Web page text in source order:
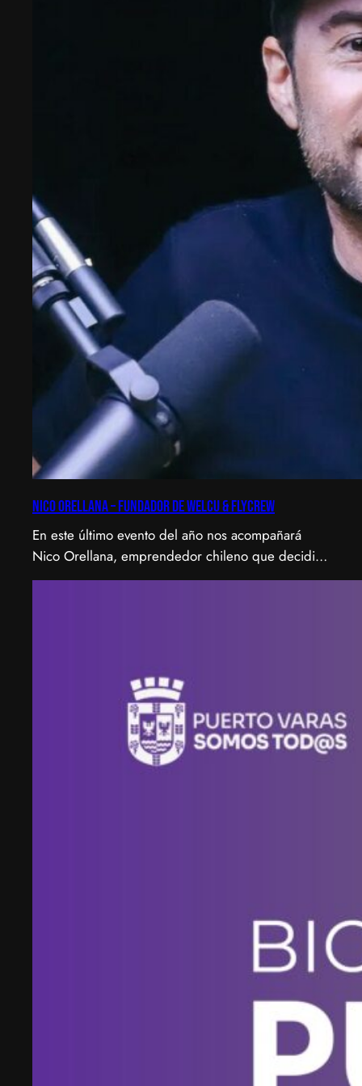
Nico Orellana – Fundador de Welcu & Flycrew
En este último evento del año nos acompañará
Nico Orellana, emprendedor chileno que decidió
no ser gerente, sino constructor de impacto.
acelerada por 500 Startups en Silicon Valley.